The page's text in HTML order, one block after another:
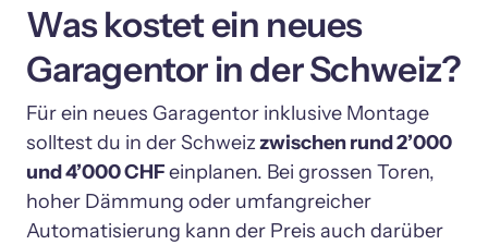
Was kostet ein neues
Garagentor in der Schweiz?
Für ein neues Garagentor inklusive Montage
solltest du in der Schweiz zwischen rund 2’000
und 4’000 CHF einplanen. Bei grossen Toren,
hoher Dämmung oder umfangreicher
Automatisierung kann der Preis auch darüber